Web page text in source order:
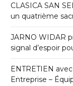
CLASICA SAN
un quatrième
JARNO WIDAR
signal d’espoir
ENTRETIEN
Entreprise –